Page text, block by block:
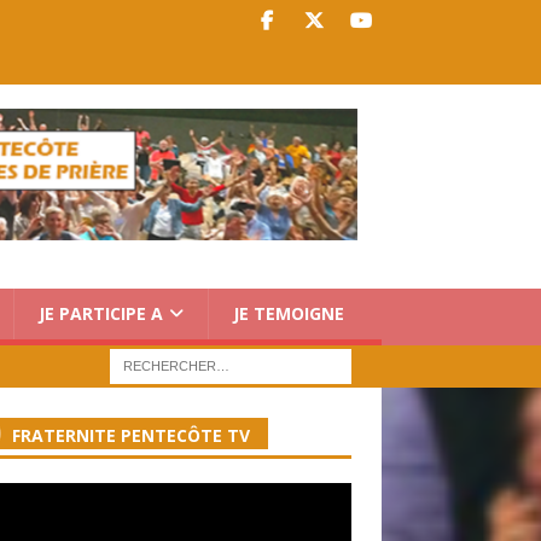
JE PARTICIPE A JE TEMOIGNE
FRATERNITE PENTECÔTE TV